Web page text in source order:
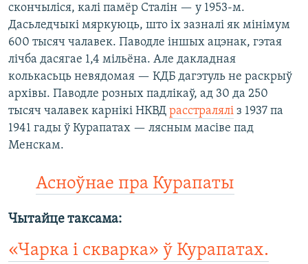
скончыліся, калі памёр Сталін — у 1953-м.
Дасьледчыкі мяркуюць, што іх зазналі як мінімум
600 тысяч чалавек. Паводле іншых ацэнак, гэтая
лічба дасягае 1,4 мільёна. Але дакладная
колькасьць невядомая — КДБ дагэтуль не раскрыў
архівы. Паводле розных падлікаў, ад 30 да 250
тысяч чалавек карнікі НКВД расстралялі з 1937 па
1941 гады ў Курапатах — лясным масіве пад
Менскам.
Асноўнае пра Курапаты
Чытайце таксама:
«Чарка і скварка» ў Курапатах.